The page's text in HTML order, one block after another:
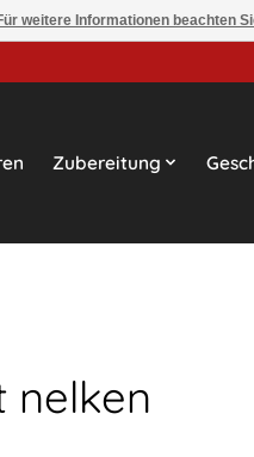
Zubereitung
nelken
weitere Informationen beachten